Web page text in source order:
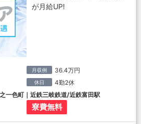
が月給UP!
月収例 36.4万円
休日 4勤2休
一色町｜近鉄三岐鉄道/近鉄富田駅
寮費無料